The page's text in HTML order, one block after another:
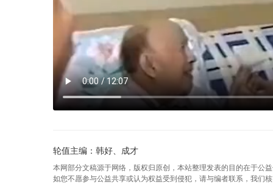
轮值主编：韩好、成才
本网部分文稿源于网络，版权归原创，本站整理发表的目的在于公
如您不愿参与公益共享或认为权益受到侵犯，请与编者联系，我们